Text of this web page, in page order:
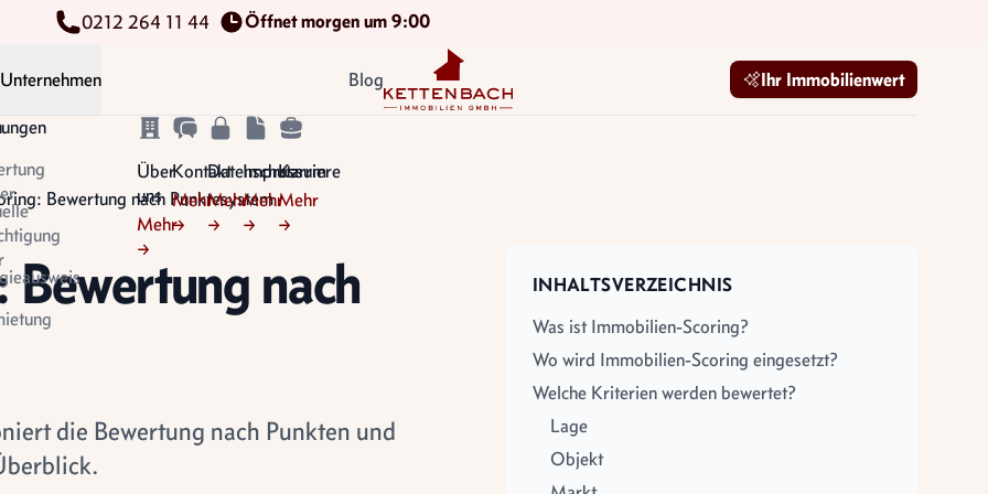
0212 264 11 44
Öffnet morgen um 9:00
Unternehmen
Über
uns
Mehr
→
Kontakt
Mehr
→
Datenschutz
Mehr
→
Impressum
Mehr
→
Karriere
Mehr
→
Blog Kettenbach Immobilien GmbH Ihr Immobilienwert
Bewertung nach Punktesystem
nach
die Bewertung nach Punkten und
INHALTSVERZEICHNIS
Was ist Immobilien-Scoring?
Wo wird Immobilien-Scoring eingesetzt?
Welche Kriterien werden bewertet?
Lage
Objekt